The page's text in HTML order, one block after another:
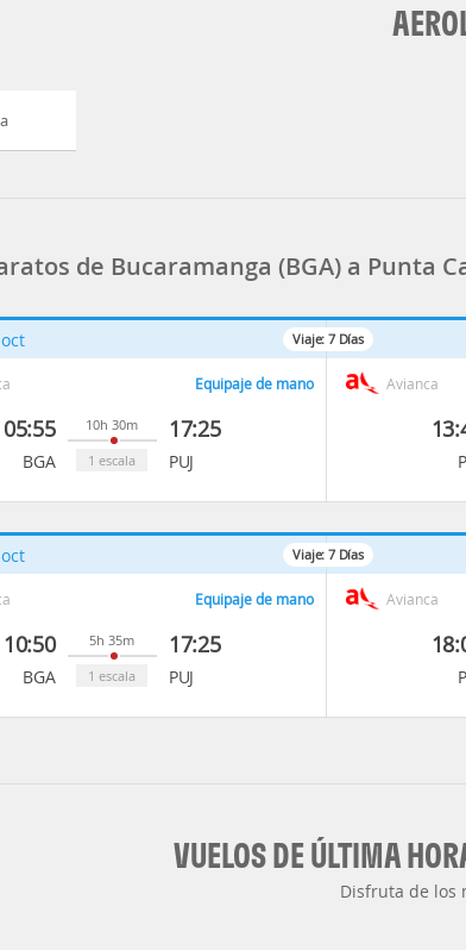
de Bucaramanga (BGA) a Punta
Viaje: 7 Días
Equipaje de mano
05:55
BGA
10h 30m
1 escala
17:25
PUJ
Avianca
Viaje: 7 Días
Equipaje de mano
10:50
BGA
5h 35m
1 escala
17:25
PUJ
Avianca
VUELOS DE ÚLTIMA
Disfruta de los